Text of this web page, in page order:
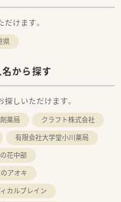
けます。
県
から探す
しいただけます。
薬局
クラフト株式会社
有限会社大学堂小川薬局
花中部
アオキ
カルブレイン